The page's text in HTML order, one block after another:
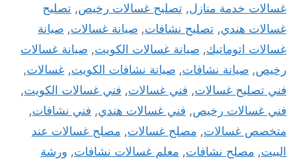
غسالات خدمة منازل, تصليح غسالات رخيص, تصليح
غسالات هندي, تصليح نشافات, صيانة غسالات, صيانة
غسالات اتوماتيك, صيانة غسالات الكويت, صيانة غسالات
رخيص, صيانة نشافات, صيانة نشافات الكويت, غسالات,
فني تصليح غسالات, فني غسالات, فني غسالات الكويت,
فني غسالات رخيص, فني غسالات هندي, فني نشافات,
متخصص غسالات, مصلح غسالات, مصلح غسالات عند
البيت, مصلح نشافات, معلم غسالات نشافات, ورشة